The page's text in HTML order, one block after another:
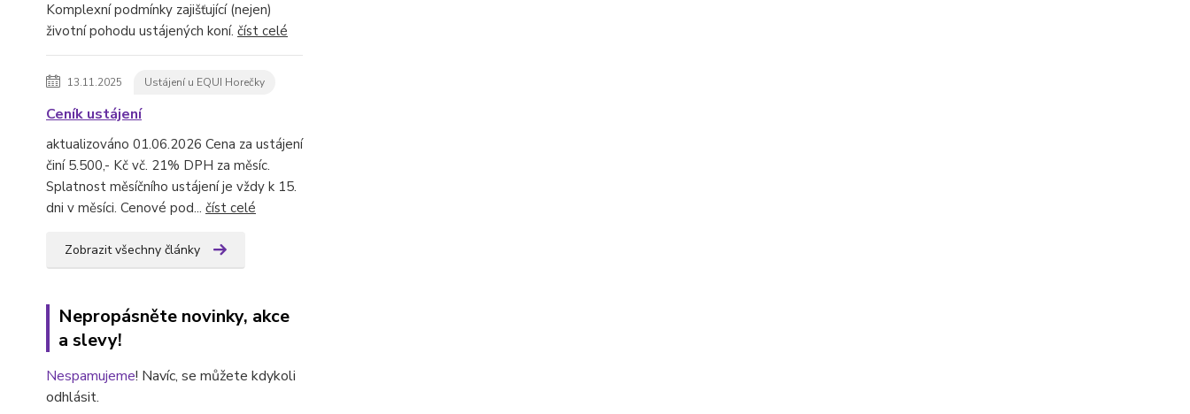
Komplexní podmínky zajišťující (nejen)
životní pohodu ustájených koní. číst celé
13.11.2025 Ustájení u EQUI Horečky
Ceník ustájení
aktualizováno 01.06.2026 Cena za ustájení
činí 5.500,- Kč vč. 21% DPH za měsíc.
Splatnost měsíčního ustájení je vždy k 15.
dni v měsíci. Cenové pod... číst celé
Zobrazit všechny články
Nepropásněte novinky, akce
a slevy!
Nespamujeme! Navíc, se můžete kdykoli
odhlásit.